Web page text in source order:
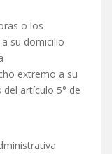
o los
su domicilio
extremo a su
artículo 5° de